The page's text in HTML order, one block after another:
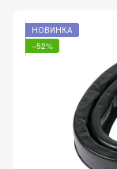
НОВИНКА
−52%